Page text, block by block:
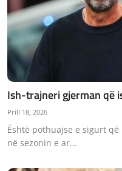
Ish-trajneri gjerman që
Prill 18, 2026
Është pothuajse e sigurt
në sezonin e ar...